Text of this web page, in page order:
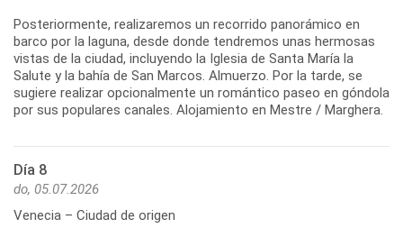
Posteriormente, realizaremos un recorrido panorámico en
barco por la laguna, desde donde tendremos unas hermosas
vistas de la ciudad, incluyendo la Iglesia de Santa María la
Salute y la bahía de San Marcos. Almuerzo. Por la tarde, se
sugiere realizar opcionalmente un romántico paseo en góndola
Día 8
do, 05.07.2026
Venecia – Ciudad de origen